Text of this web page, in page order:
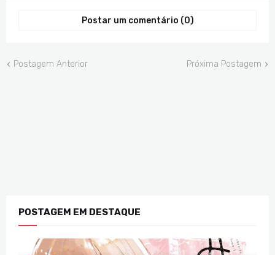
Postar um comentário (0)
Postagem Anterior Próxima Postagem
POSTAGEM EM DESTAQUE